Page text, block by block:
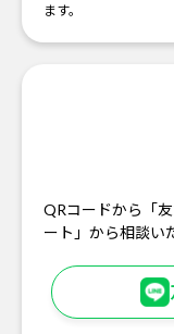
ます。
QRコードから「
ート」から相談い